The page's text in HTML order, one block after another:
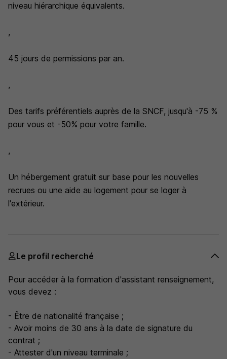
niveau hiérarchique équivalents.
,
45 jours de permissions par an.
,
Des tarifs préférentiels auprès de la SNCF, jusqu'à -75 %
pour vous et -50% pour votre famille.
,
Un hébergement gratuit sur base pour les nouvelles
recrues ou une aide au logement pour se loger à
l'extérieur.
Le profil recherché
Pour accéder à la formation d'assistant renseignement,
vous devez :
- Être de nationalité française ;
- Avoir moins de 30 ans à la date de signature du
contrat ;
- Attester d'un niveau terminale ;